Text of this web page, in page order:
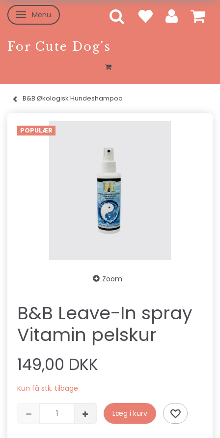
Skifte navigation
Menu
For Cute Dog's
B&B Økologisk Hundeshampoo
POPULÆR
Zoom
B&B Leave-In spray
Vitamin pelskur
149,00 DKK
Kun få stk. tilbage
Læg i kurv